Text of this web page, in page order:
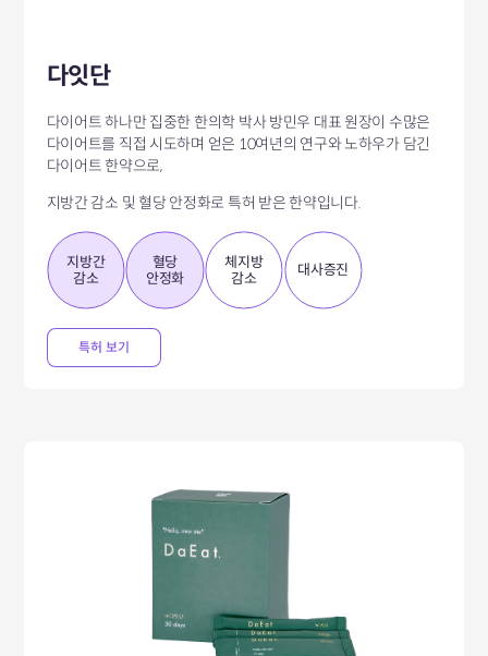
다잇단
다이어트 하나만 집중한 한의학 박사 방민우 대표 원장이 수많은
다이어트를 직접 시도하며 얻은 10여년의 연구와 노하우가 담긴
다이어트 한약으로,
지방간 감소 및 혈당 안정화로 특허 받은 한약입니다.
지방간
감소
혈당
안정화
체지방
감소
대사증진
특허 보기